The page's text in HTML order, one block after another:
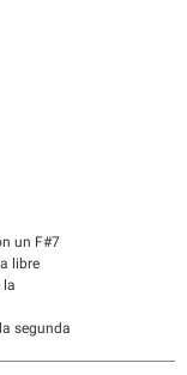
un F#7
libre
la
segunda